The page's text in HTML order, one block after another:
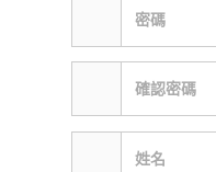
密碼
確認密碼
姓名